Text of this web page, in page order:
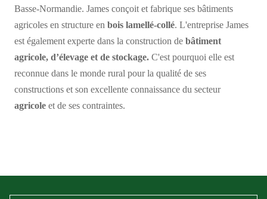
Basse-Normandie. James conçoit et fabrique ses bâtiments
agricoles en structure en bois lamellé-collé. L'entreprise James
est également experte dans la construction de bâtiment
agricole, d’élevage et de stockage. C'est pourquoi elle est
reconnue dans le monde rural pour la qualité de ses
constructions et son excellente connaissance du secteur
agricole et de ses contraintes.